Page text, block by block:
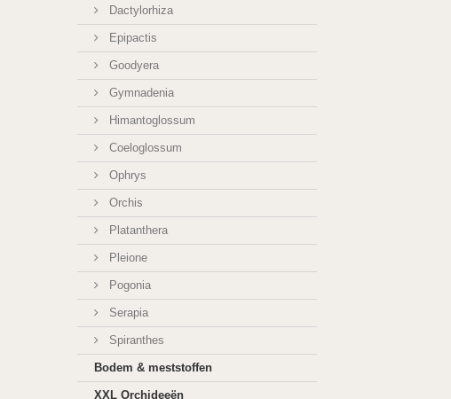
Dactylorhiza
Epipactis
Goodyera
Gymnadenia
Himantoglossum
Coeloglossum
Ophrys
Orchis
Platanthera
Pleione
Pogonia
Serapia
Spiranthes
Bodem & meststoffen
XXL Orchideeën